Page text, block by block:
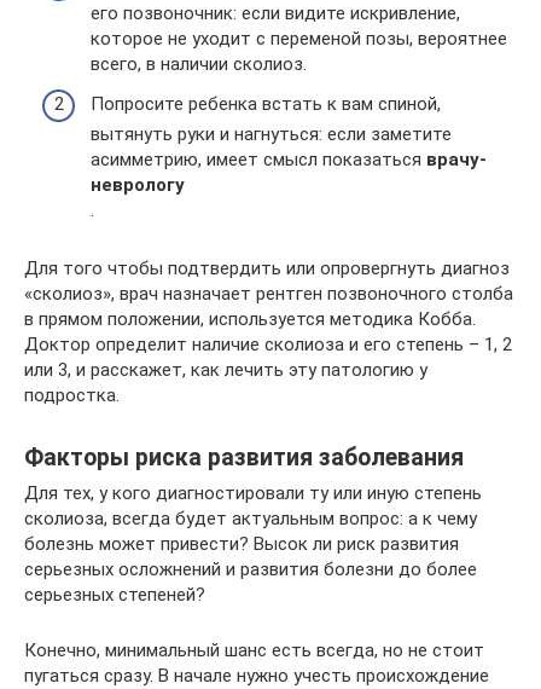
его позвоночник: если видите искривление,
которое не уходит с переменой позы, вероятнее
всего, в наличии сколиоз.
Попросите ребенка встать к вам спиной,
вытянуть руки и нагнуться: если заметите
асимметрию, имеет смысл показаться врачу-
неврологу
.
Для того чтобы подтвердить или опровергнуть диагноз
«сколиоз», врач назначает рентген позвоночного столба
в прямом положении, используется методика Кобба.
Доктор определит наличие сколиоза и его степень – 1, 2
или 3, и расскажет, как лечить эту патологию у
подростка.
Факторы риска развития заболевания
Для тех, у кого диагностировали ту или иную степень
сколиоза, всегда будет актуальным вопрос: а к чему
болезнь может привести? Высок ли риск развития
серьезных осложнений и развития болезни до более
серьезных степеней?
Конечно, минимальный шанс есть всегда, но не стоит
пугаться сразу. В начале нужно учесть происхождение